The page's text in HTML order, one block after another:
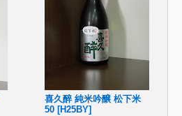
喜久醉 純米吟醸 松下米
50 [H25BY]